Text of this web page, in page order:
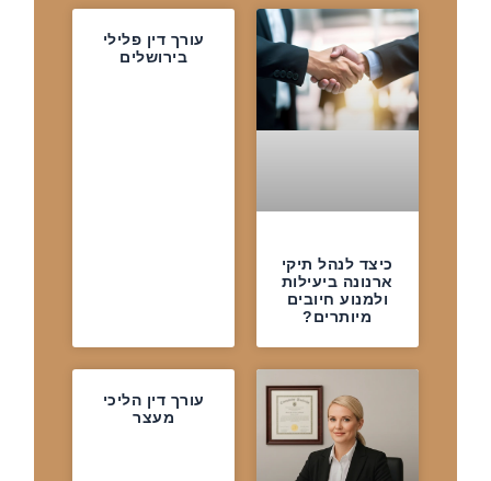
כיצד לנהל תיקי
ארנונה ביעילות
ולמנוע חיובים
מיותרים?
עורך דין פלילי
בירושלים
עורך דין הליכי
מעצר